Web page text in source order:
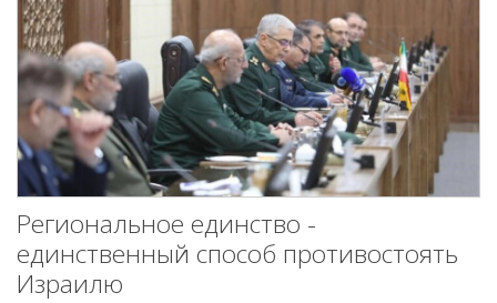
Региональное единство -
единственный способ противостоять
Израилю